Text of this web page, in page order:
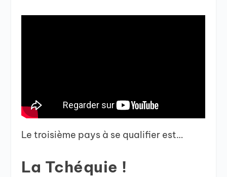
Le troisième pays à se qualifier est…
La Tchéquie !